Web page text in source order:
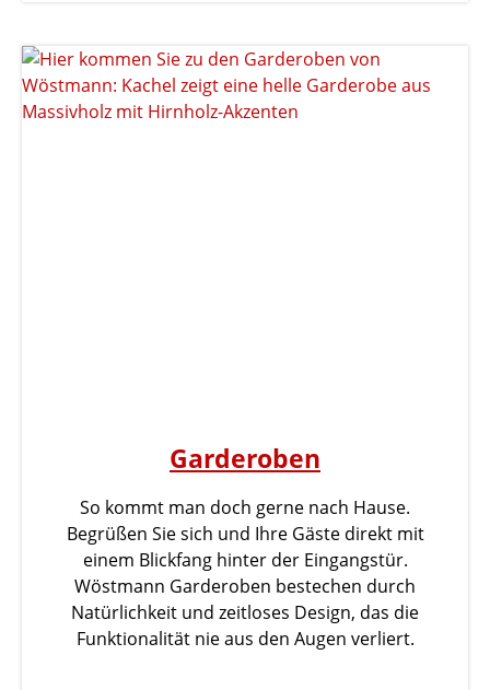
Garderoben
So kommt man doch gerne nach Hause.
Begrüßen Sie sich und Ihre Gäste direkt mit
einem Blickfang hinter der Eingangstür.
Wöstmann Garderoben bestechen durch
Natürlichkeit und zeitloses Design, das die
Funktionalität nie aus den Augen verliert.